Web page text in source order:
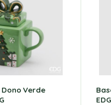
Verde
EDG